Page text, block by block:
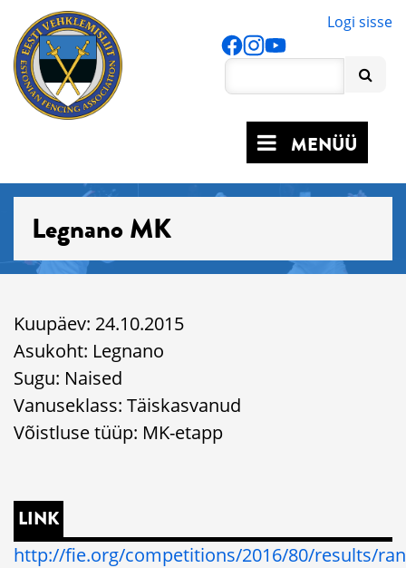
Logi sisse
MENÜÜ
Legnano MK
Kuupäev: 24.10.2015
Asukoht: Legnano
Sugu: Naised
Vanuseklass: Täiskasvanud
Võistluse tüüp: MK-etapp
LINK
http://fie.org/competitions/2016/80/results/